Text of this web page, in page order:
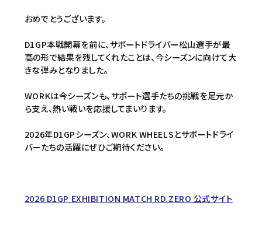
おめでとうございます。
D1GP本戦開幕を前に、サポートドライバー松山選手が最
高の形で結果を残してくれたことは、今シーズンに向けて大
きな弾みとなりました。
WORKは今シーズンも、サポート選手たちの挑戦を足元か
ら支え、熱い戦いを応援してまいります。
2026年D1GPシーズン、WORK WHEELSとサポートドライ
バーたちの活躍にぜひご期待ください。
2026 D1GP EXHIBITION MATCH RD.ZERO 公式サイト